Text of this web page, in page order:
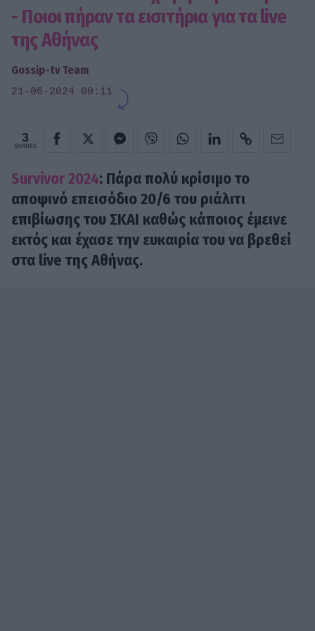
- Ποιοι πήραν τα εισιτήρια για τα live
της Αθήνας
Gossip-tv Team
21-06-2024 00:11
3
SHARES
Survivor 2024: Πάρα πολύ κρίσιμο το
αποψινό επεισόδιο 20/6 του ριάλιτι
επιβίωσης του ΣΚΑΙ καθώς κάποιος έμεινε
εκτός και έχασε την ευκαιρία του να βρεθεί
στα live της Αθήνας.